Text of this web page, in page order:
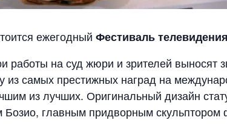
ежегодный Фестиваль
работы на суд жюри и зрителей выносят
из самых престижных наград на
из лучших. Оригинальный дизайн
главным придворным скульптором